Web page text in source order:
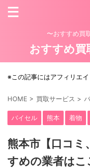
〜おすすめ買
おすすめ買
※この記事にはアフィリエ
HOME > 買取サービス >
バイセル 熊本 着物
熊本市【口コミ
すめの業者はこ